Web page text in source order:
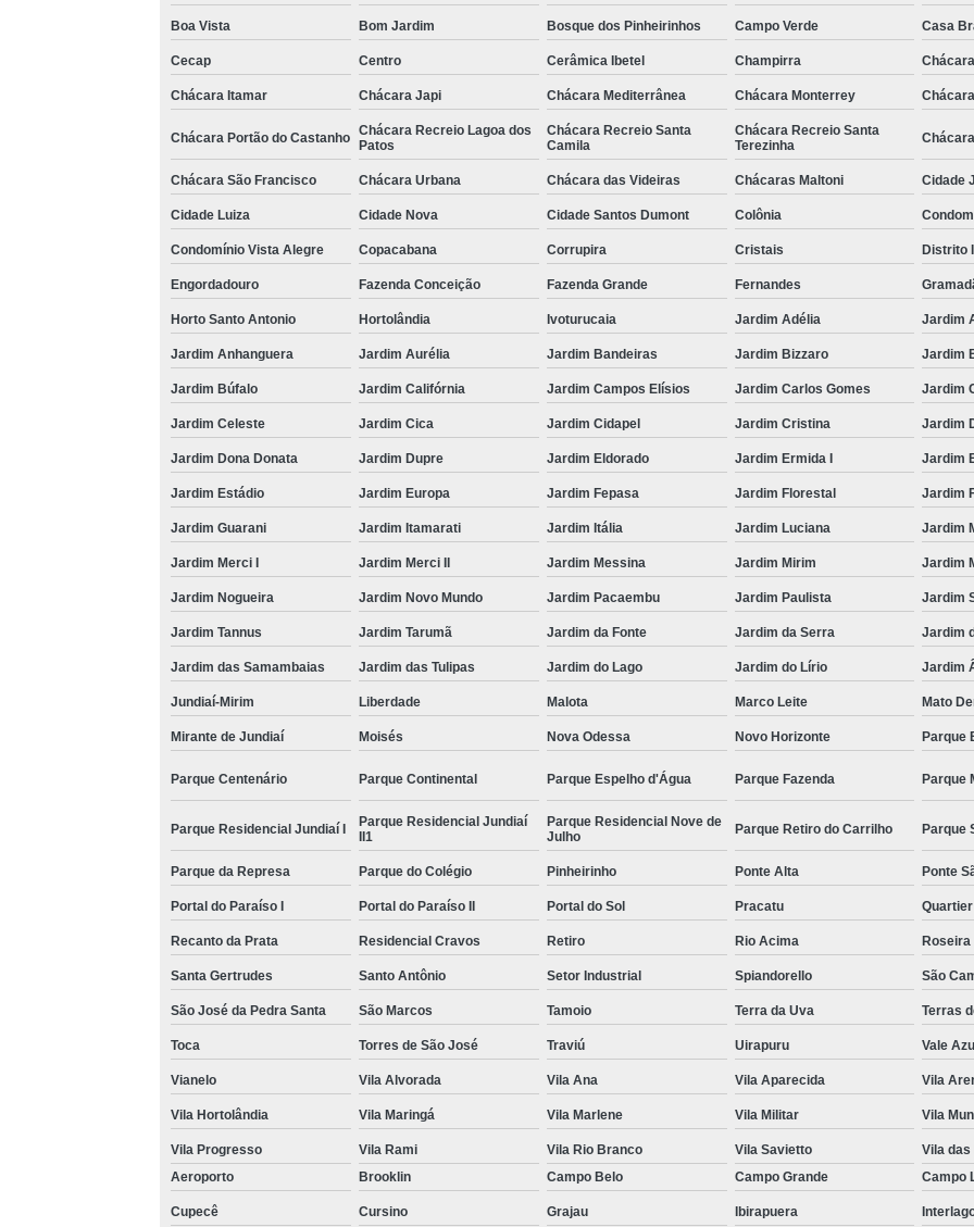
Boa Vista Bom Jardim Bosque dos Pinheirinhos Campo Verde Casa
Cecap Centro Cerâmica Ibetel Champirra
Chácara Itamar Chácara Japi Chácara Mediterrânea Chácara Monterrey
Chácara Portão do Castanho Chácara Recreio Lagoa dos
Patos
Chácara Recreio Santa
Camila
Chácara Recreio Santa
Terezinha
Chácara São Francisco Chácara Urbana Chácara das Videiras Chácaras Maltoni Cidade
Cidade Luiza Cidade Nova Cidade Santos Dumont Colônia
Condomínio Vista Alegre Copacabana Corrupira Cristais Distrito
Engordadouro Fazenda Conceição Fazenda Grande Fernandes
Horto Santo Antonio Hortolândia Ivoturucaia Jardim Adélia Jardim
Jardim Anhanguera Jardim Aurélia Jardim Bandeiras Jardim Bizzaro Jardim
Jardim Búfalo Jardim Califórnia Jardim Campos Elísios Jardim Carlos Gomes Jardim
Jardim Celeste Jardim Cica Jardim Cidapel Jardim Cristina Jardim
Jardim Dona Donata Jardim Dupre Jardim Eldorado Jardim Ermida I Jardim
Jardim Estádio Jardim Europa Jardim Fepasa Jardim Florestal Jardim
Jardim Guarani Jardim Itamarati Jardim Itália Jardim Luciana Jardim
Jardim Merci I Jardim Merci II Jardim Messina Jardim Mirim Jardim
Jardim Nogueira Jardim Novo Mundo Jardim Pacaembu Jardim Paulista Jardim
Jardim Tannus Jardim Tarumã Jardim da Fonte Jardim da Serra Jardim
Jardim das Samambaias Jardim das Tulipas Jardim do Lago Jardim do Lírio Jardim
Jundiaí-Mirim Liberdade Malota Marco Leite Mato
Mirante de Jundiaí Moisés Nova Odessa Novo Horizonte Parque
Parque Centenário Parque Continental Parque Espelho d'Água Parque Fazenda Parque
Parque Residencial Jundiaí I
Parque Residencial Jundiaí
II1
Parque Residencial Nove de
Julho
Parque Retiro do Carrilho Parque
Parque da Represa Parque do Colégio Pinheirinho Ponte Alta Ponte
Portal do Paraíso I Portal do Paraíso II Portal do Sol Pracatu
Recanto da Prata Residencial Cravos Retiro Rio Acima Roseira
Santa Gertrudes Santo Antônio Setor Industrial Spiandorello São
São José da Pedra Santa São Marcos Tamoio Terra da Uva Terras
Toca Torres de São José Traviú Uirapuru Vale Azul
Vianelo Vila Alvorada Vila Ana Vila Aparecida Vila
Vila Hortolândia Vila Maringá Vila Marlene Vila Militar Vila
Vila Progresso Vila Rami Vila Rio Branco Vila Savietto Vila
Aeroporto
Brooklin Campo Belo Campo Grande Campo
Cupecê Cursino Grajau Ibirapuera